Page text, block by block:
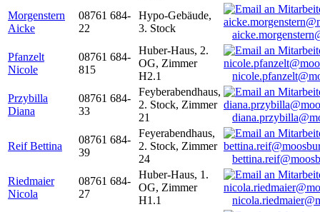
Morgenstern
Aicke
08761 684-
22
Hypo-Gebäude,
3. Stock
Pfanzelt
Nicole
08761 684-
815
Huber-Haus, 2.
OG, Zimmer
H2.1
Przybilla
Diana
08761 684-
33
Feyberabendhaus,
2. Stock, Zimmer
21
Reif Bettina
08761 684-
39
Feyerabendhaus,
2. Stock, Zimmer
24
Riedmaier
Nicola
08761 684-
27
Huber-Haus, 1.
OG, Zimmer
H1.1